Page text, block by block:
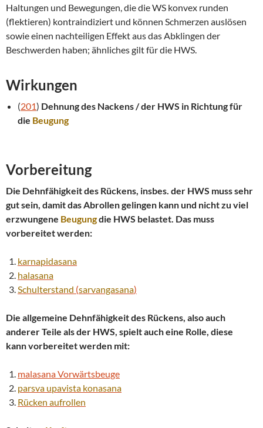
Haltungen und Bewegungen, die die WS konvex runden
(flektieren) kontraindiziert und können Schmerzen auslösen
sowie einen nachteiligen Effekt aus das Abklingen der
Beschwerden haben; ähnliches gilt für die HWS.
Wirkungen
(201) Dehnung des Nackens / der HWS in Richtung für
die Beugung
Vorbereitung
Die Dehnfähigkeit des Rückens, insbes. der HWS muss sehr
gut sein, damit das Abrollen gelingen kann und nicht zu viel
erzwungene Beugungdie HWS belastet. Das muss
vorbereitet werden:
karnapidasana
halasana
Schulterstand (sarvangasana)
Die allgemeine Dehnfähigkeit des Rückens, also auch
anderer Teile als der HWS, spielt auch eine Rolle, diese
kann vorbereitet werden mit:
malasana Vorwärtsbeuge
parsva upavista konasana
Rücken aufrollen